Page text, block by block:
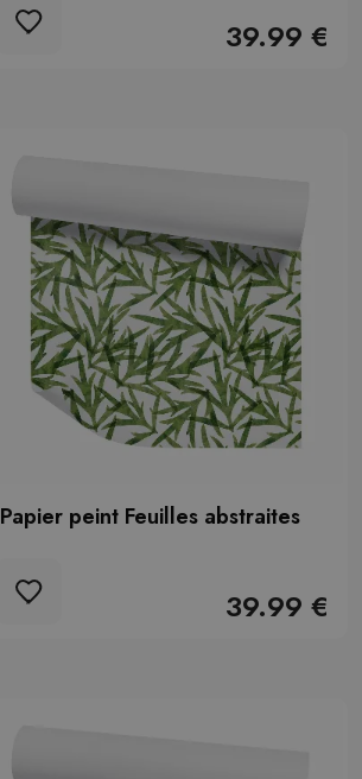
39.99 €
Papier peint Feuilles abstraites
39.99 €